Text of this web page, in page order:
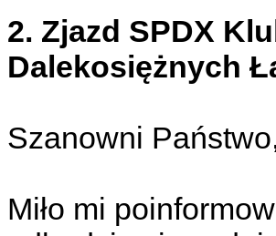
2. Zjazd SPDX
Dalekosiężnych
Szanowni
Miło mi